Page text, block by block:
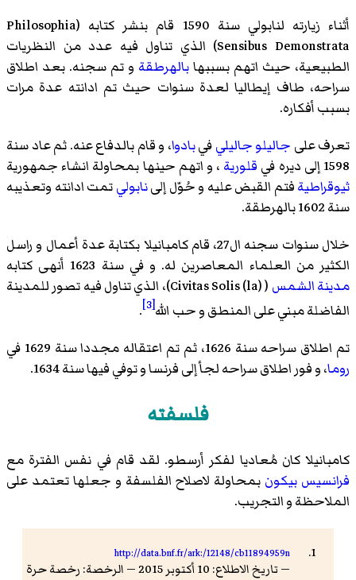
أثناء زيارته لنابولي سنة 1590 قام بنشر كتابه (Philosophia
Sensibus Demonstrata) الذي تناول فيه عدد من النظريات
الطبيعية، حيث اتهم بسببهابالهرطقة و تم سجنه. بعد اطلاق
سراحه، طاف إيطاليا لعدة سنوات حيث تم ادانته عدة مرات
بسبب أفكاره.
تعرف على جاليلو جاليليفيبادوا، و قام بالدفاع عنه. ثم عاد سنة
1598 إلى ديره في
قلورية ، و اتهم حينها بمحاولة انشاء جمهورية
ثيوقراطيةفتم القبض عليه و حُوّل إلىنابوليتمت ادانته وتعذيبه
سنة 1602 بالهرطقة.
خلال سنوات سجنه ال27، قام كامبانيلا بكتابة عدة أعمال و راسل
الكثير من العلماء المعاصرين له. و في سنة 1623 أنهى كتابه
مدينة الشمس
( (la) Civitas Solis)، الذي تناول فيه تصور للمدينة
الفاضلة مبني على المنطق و حب الله[3]
.
تم اطلاق سراحه سنة 1626، ثم تم اعتقاله مجددا سنة 1629 في
روما، و فور اطلاق سراحه لجأ إلى فرنسا و توفي فيها سنة 1634.
فلسفته
كامبانيلا كان مُعاديا لفكر أرسطو. لقد قام في نفس الفترة مع
فرانسيس بيكون بمحاولة لاصلاح الفلسفة و جعلها تعتمد على
الملاحظة و التجريب.
http://data.bnf.fr/ark:/12148/cb11894959n
— تاريخ الاطلاع: 10 أكتوبر 2015 — الرخصة: رخصة حرة